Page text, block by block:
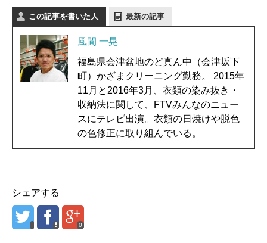
この記事を書いた人 最新の記事
風間 一晃
福島県会津盆地のど真ん中（会津坂下
町）かざまクリーニング勤務。 2015年
11月と2016年3月、衣類の染み抜き・
収納法に関して、FTVみんなのニュー
スにテレビ出演。衣類の日焼けや脱色
の色修正に取り組んでいる。
シェアする
0